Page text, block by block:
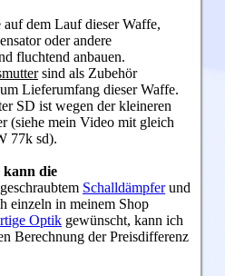
dem Lauf dieser Waffe,
oder andere
fluchtend anbauen.
sind als Zubehör
Lieferumfang dieser Waffe.
SD ist wegen der kleineren
(siehe mein Video mit gleich
77k sd).
kann die
Schalldämpferund
einzeln in meinem Shop
Optik gewünscht, kann ich
Berechnung der Preisdifferenz